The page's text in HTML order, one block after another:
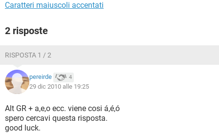
Caratteri maiuscoli accentati
2 risposte
RISPOSTA 1 / 2
pereirde 4
29 dic 2010 alle 19:25
Alt GR + a,e,o ecc. viene cosi á,é,ó
spero cercavi questa risposta.
good luck.